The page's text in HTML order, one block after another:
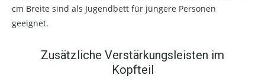
cm Breite sind als Jugendbett für jüngere Personen
geeignet.
Zusätzliche Verstärkungsleisten im
Kopfteil